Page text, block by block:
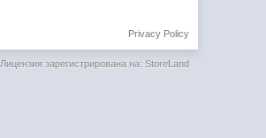
Privacy Policy
Лицензия зарегистрирована на: StoreLand